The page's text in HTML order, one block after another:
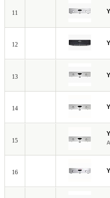
11
12
13
14
15
16